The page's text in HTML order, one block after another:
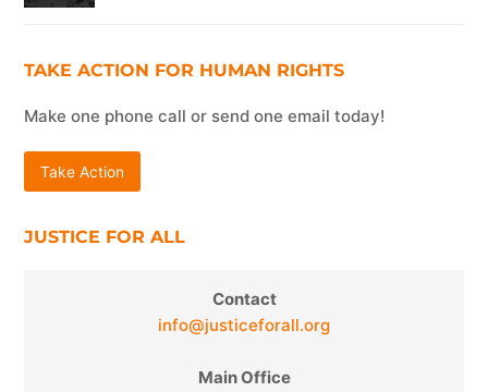
TAKE ACTION FOR HUMAN RIGHTS
Make one phone call or send one email today!
Take Action
JUSTICE FOR ALL
Contact
info@justiceforall.org
Main Office